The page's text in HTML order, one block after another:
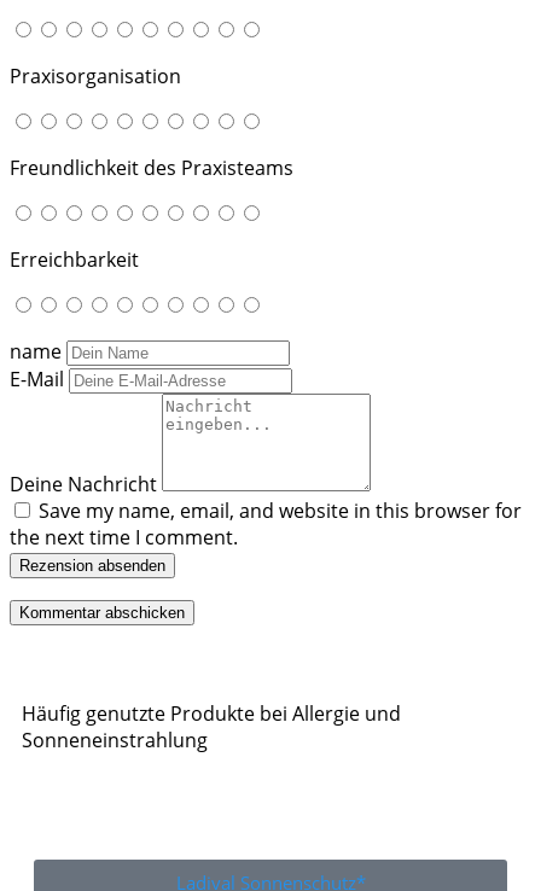
Praxisorganisation
Freundlichkeit des Praxisteams
Erreichbarkeit
name
E-Mail
Deine Nachricht
Save my name, email, and website in this browser for
the next time I comment.
Rezension absenden
Häufig genutzte Produkte bei Allergie und
Sonneneinstrahlung
Ladival Sonnenschutz*